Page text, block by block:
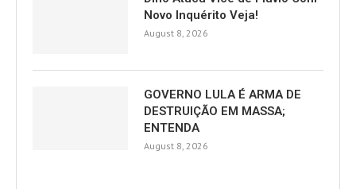
Novo Inquérito Veja!
August 8, 2026
GOVERNO LULA É ARMA DE
DESTRUIÇÃO EM MASSA;
ENTENDA
August 8, 2026